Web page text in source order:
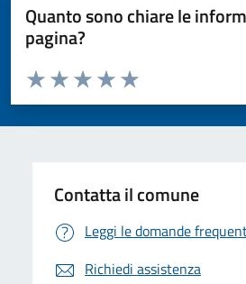
Quanto sono chiare le
pagina?
Valuta da 1 a 5 stelle la pagina
Valuta 5 stelle su 5
Valuta 4 stelle su 5
Valuta 3 stelle su 5
Valuta 2 stelle su 5
Valuta 1 stelle su 5
Contatta il comune
Leggi le domande
Richiedi assistenza